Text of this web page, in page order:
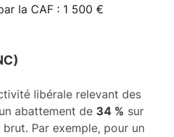
la CAF : 1 500 €
libérale relevant des
abattement de 34 % sur
Par exemple, pour un